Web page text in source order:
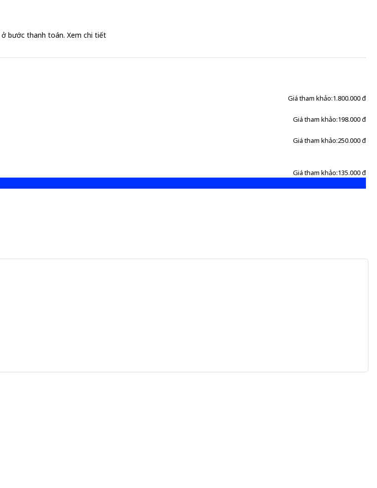
ở bước thanh toán. Xem chi tiết
Giá tham khảo:1.800.000 đ
Giá tham khảo:198.000 đ
Giá tham khảo:250.000 đ
Giá tham khảo:135.000 đ